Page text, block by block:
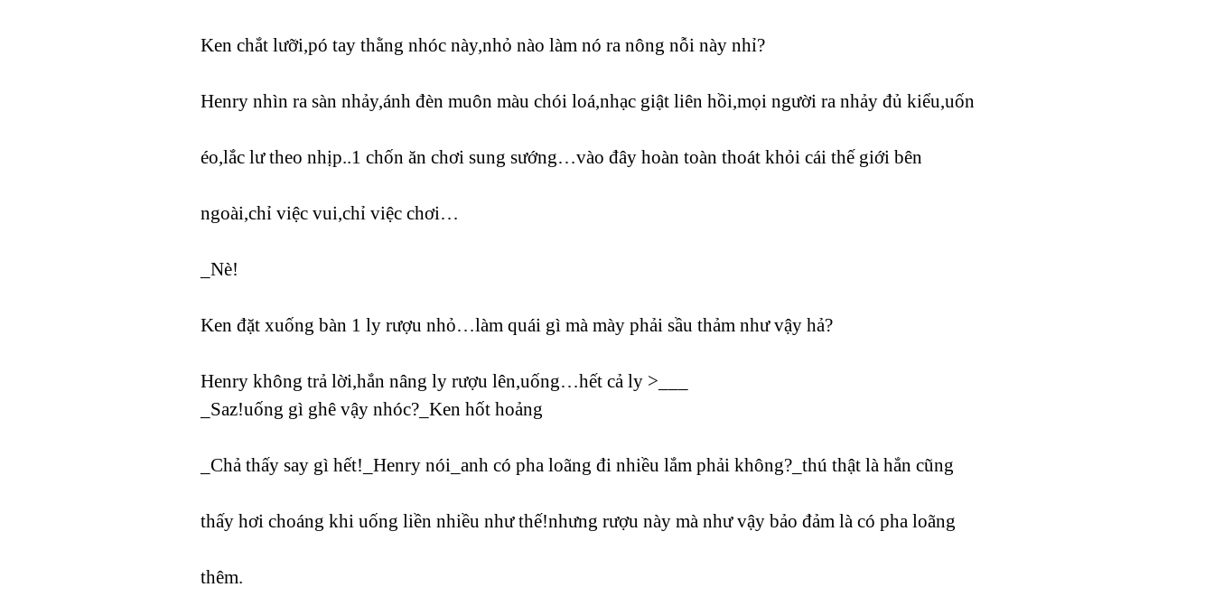
Ken chắt lưỡi,pó tay thằng nhóc này,nhỏ nào làm nó ra nông nỗi này nhỉ?
Henry nhìn ra sàn nhảy,ánh đèn muôn màu chói loá,nhạc giật liên hồi,mọi người ra nhảy đủ kiểu,uốn
éo,lắc lư theo nhịp..1 chốn ăn chơi sung sướng…vào đây hoàn toàn thoát khỏi cái thế giới bên
ngoài,chỉ việc vui,chỉ việc chơi…
_Nè!
Ken đặt xuống bàn 1 ly rượu nhỏ…làm quái gì mà mày phải sầu thảm như vậy hả?
Henry không trả lời,hắn nâng ly rượu lên,uống…hết cả ly >___
_Saz!uống gì ghê vậy nhóc?_Ken hốt hoảng
_Chả thấy say gì hết!_Henry nói_anh có pha loãng đi nhiều lắm phải không?_thú thật là hắn cũng
thấy hơi choáng khi uống liền nhiều như thế!nhưng rượu này mà như vậy bảo đảm là có pha loãng
thêm.